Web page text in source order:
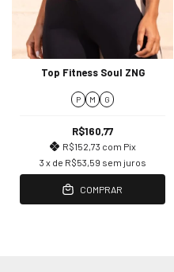
Top Fitness Soul ZNG
P M G
R$160,77
R$152,73 com Pix
3 x de R$53,59 sem juros
COMPRAR